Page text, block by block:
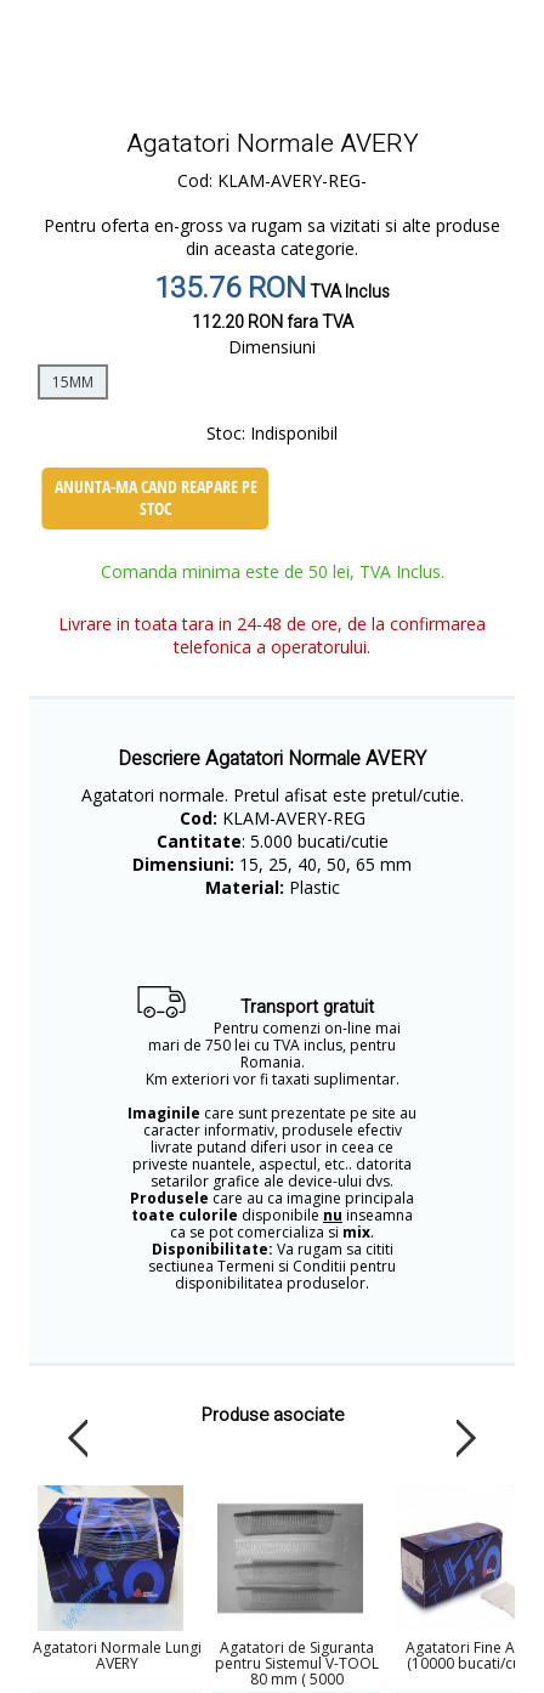
Agatatori Normale AVERY
Cod: KLAM-AVERY-REG-
Pentru oferta en-gross va rugam sa vizitati si alte produse
din aceasta categorie.
135.76 RONTVA Inclus
112.20 RONfara TVA
Dimensiuni
15MM
Stoc: Indisponibil
ANUNTA-MA CAND REAPARE PE
STOC
Comanda minima este de 50 lei, TVA Inclus.
Livrare in toata tara in 24-48 de ore, de la confirmarea
telefonica a operatorului.
Descriere Agatatori Normale AVERY
Agatatori normale. Pretul afisat este pretul/cutie.
Cod: KLAM-AVERY-REG
Cantitate: 5.000 bucati/cutie
Dimensiuni: 15, 25, 40, 50, 65 mm
Material: Plastic
Transport gratuit
Pentru comenzi on-line mai
mari de 750 lei cu TVA inclus, pentru
Romania.
Km exteriori vor fi taxati suplimentar.
Imaginile care sunt prezentate pe site au
caracter informativ, produsele efectiv
livrate putand diferi usor in ceea ce
priveste nuantele, aspectul, etc.. datorita
setarilor grafice ale device-ului dvs.
Produsele care au ca imagine principala
toate culorile disponibile nu inseamna
ca se pot comercializa si mix.
Disponibilitate: Va rugam sa cititi
sectiunea Termeni si Conditii pentru
disponibilitatea produselor.
Produse asociate
Agatatori Normale Lungi
AVERY
Agatatori de Siguranta
pentru Sistemul V-TOOL
80 mm ( 5000
Agatatori Fine
(10000 bucati/cutie )